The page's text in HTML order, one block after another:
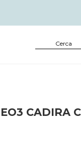
CADIRA